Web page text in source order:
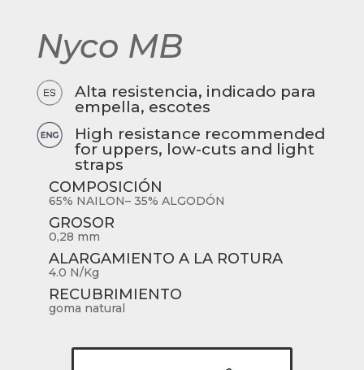
Nyco MB
Alta resistencia, indicado para
empella, escotes
High resistance recommended
for uppers, low-cuts and light
straps
COMPOSICIÓN
65% NAILON– 35% ALGODÓN
GROSOR
0,28 mm
ALARGAMIENTO A LA ROTURA
4.0 N/Kg
RECUBRIMIENTO
goma natural